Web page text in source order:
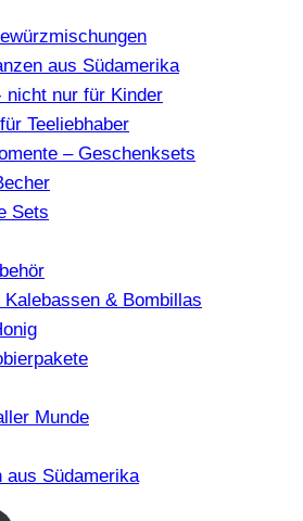
aus Südamerika
nicht nur für Kinder
Teeliebhaber
– Geschenksets
Sets
& Bombillas
Munde
aus Südamerika